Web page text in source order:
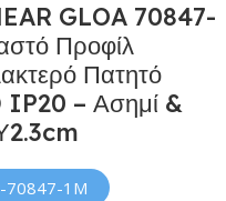
GLOA 70847-
Προφίλ
Πατητό
IP20 – Ασημί &
70847-1M